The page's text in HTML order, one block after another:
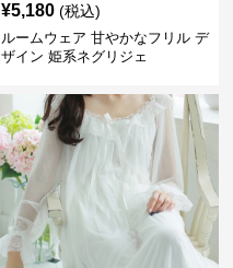
¥5,180 (税込)
ルームウェア 甘やかなフリル デ
ザイン 姫系ネグリジェ